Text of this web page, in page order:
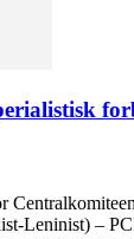
Leninist) –